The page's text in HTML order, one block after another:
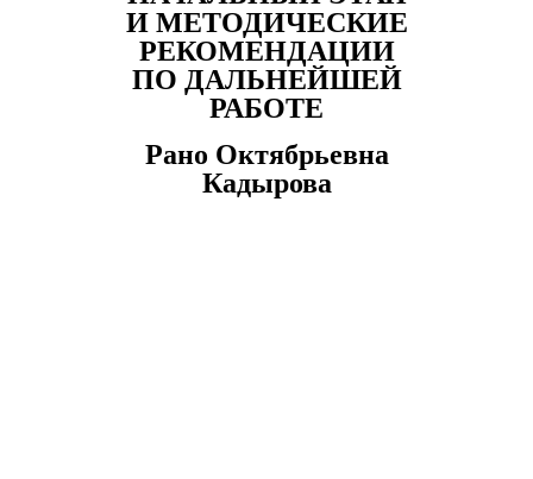
И МЕТОДИЧЕСКИЕ
РЕКОМЕНДАЦИИ
ПО ДАЛЬНЕЙШЕЙ
РАБОТЕ
Рано Октябрьевна
Кадырова